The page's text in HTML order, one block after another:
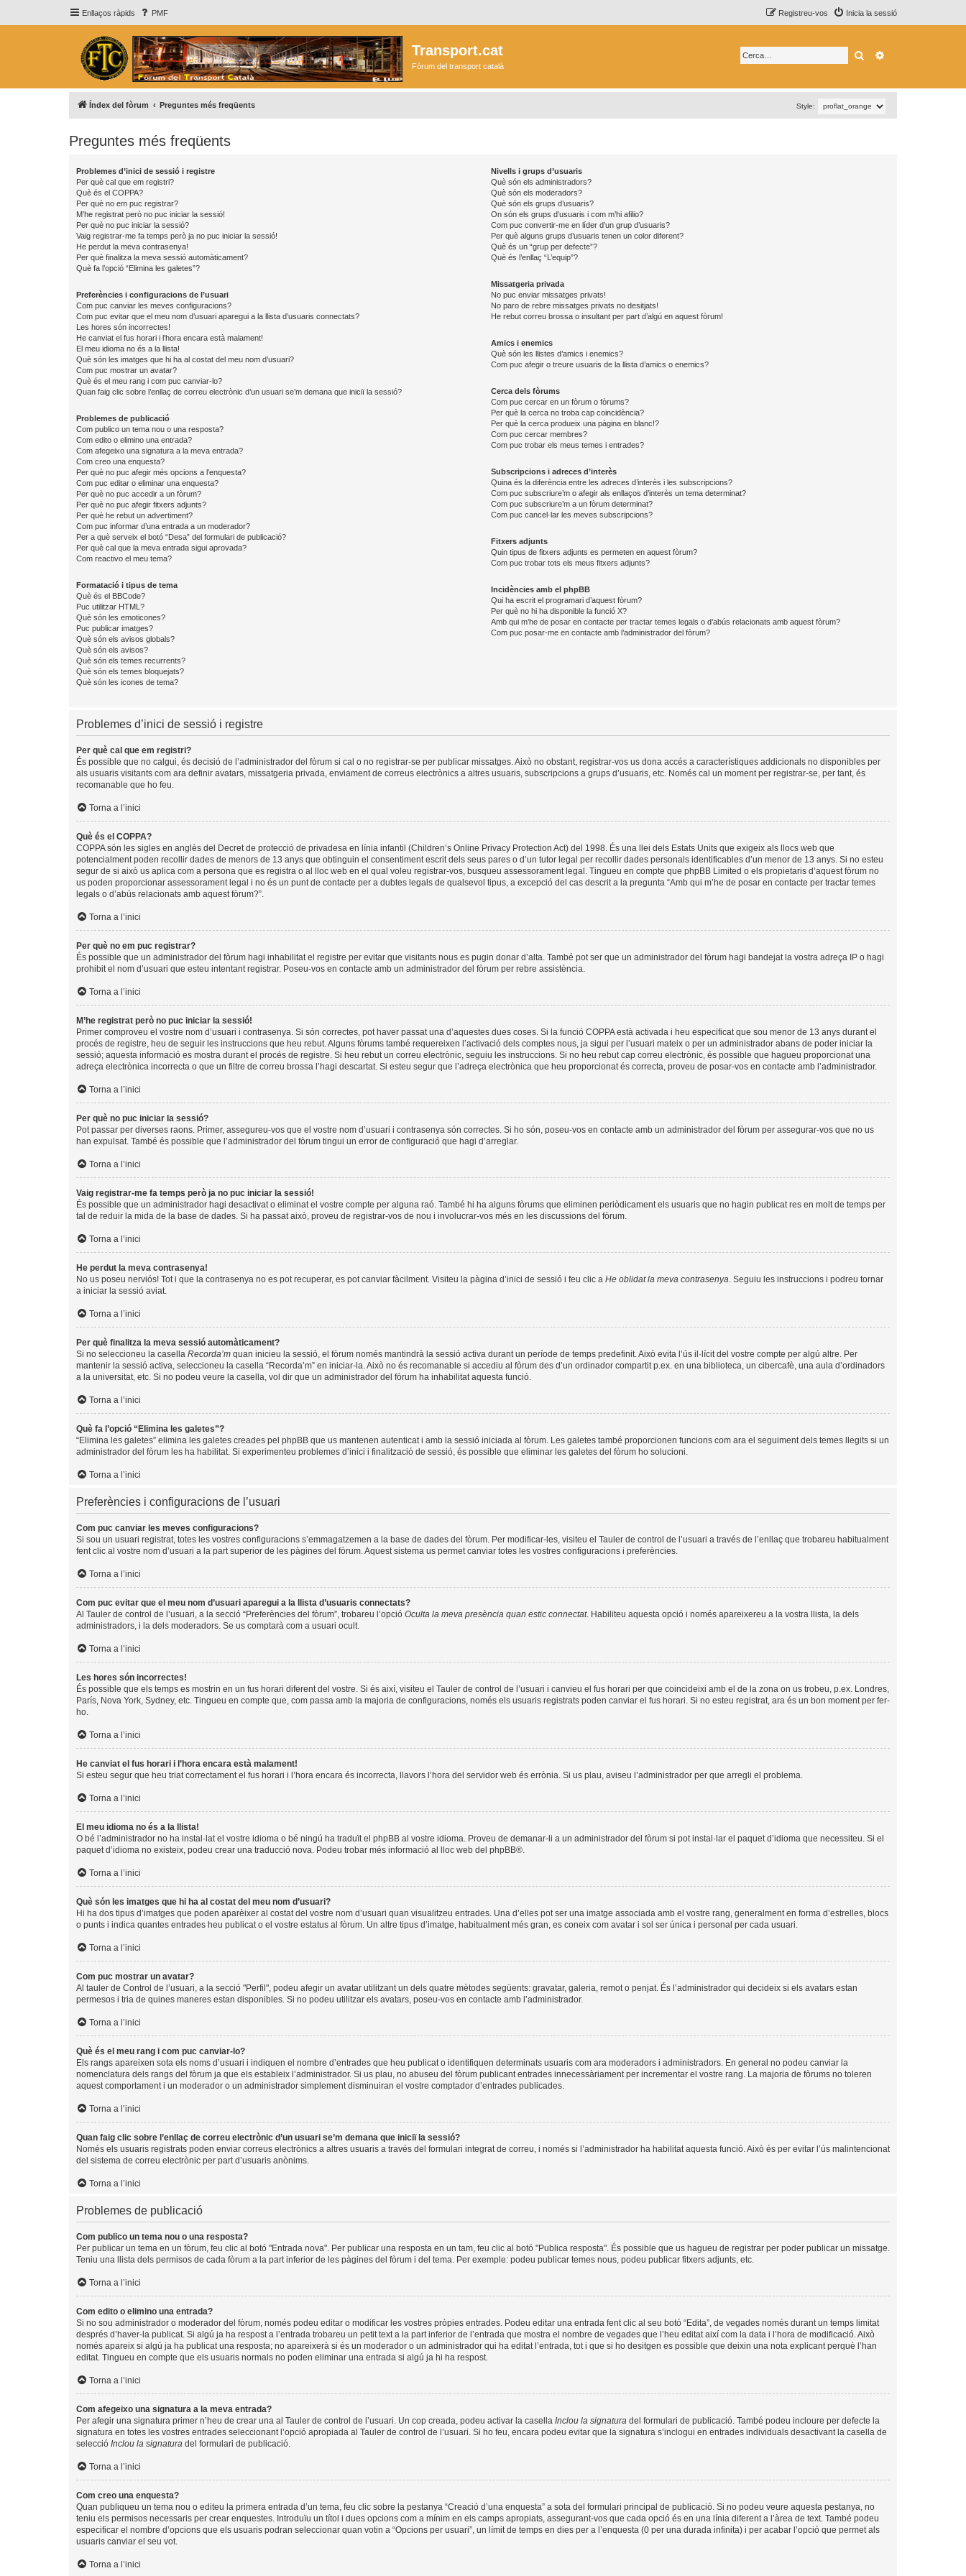
Enllaços ràpids PMF Inicia la sessió
Registreu-vos
Transport.cat
Fòrum del transport català
Cerca
Índex del fòrum Preguntes més freqüents Style:
Preguntes més freqüents
Problemes d’inici de sessió i registre
Per què cal que em registri?
Què és el COPPA?
Per què no em puc registrar?
M’he registrat però no puc iniciar la sessió!
Per què no puc iniciar la sessió?
Vaig registrar-me fa temps però ja no puc iniciar la sessió!
He perdut la meva contrasenya!
Per què finalitza la meva sessió automàticament?
Què fa l’opció “Elimina les galetes”?
Preferències i configuracions de l’usuari
Com puc canviar les meves configuracions?
Com puc evitar que el meu nom d’usuari aparegui a la llista d’usuaris connectats?
Les hores són incorrectes!
He canviat el fus horari i l’hora encara està malament!
El meu idioma no és a la llista!
Què són les imatges que hi ha al costat del meu nom d’usuari?
Com puc mostrar un avatar?
Què és el meu rang i com puc canviar-lo?
Quan faig clic sobre l’enllaç de correu electrònic d’un usuari se’m demana que iniciï la sessió?
Problemes de publicació
Com publico un tema nou o una resposta?
Com edito o elimino una entrada?
Com afegeixo una signatura a la meva entrada?
Com creo una enquesta?
Per què no puc afegir més opcions a l’enquesta?
Com puc editar o eliminar una enquesta?
Per què no puc accedir a un fòrum?
Per què no puc afegir fitxers adjunts?
Per què he rebut un advertiment?
Com puc informar d’una entrada a un moderador?
Per a què serveix el botó “Desa” del formulari de publicació?
Per què cal que la meva entrada sigui aprovada?
Com reactivo el meu tema?
Formatació i tipus de tema
Què és el BBCode?
Puc utilitzar HTML?
Què són les emoticones?
Puc publicar imatges?
Què són els avisos globals?
Què són els avisos?
Què són els temes recurrents?
Què són els temes bloquejats?
Què són les icones de tema?
Nivells i grups d’usuaris
Què són els administradors?
Què són els moderadors?
Què són els grups d’usuaris?
On són els grups d’usuaris i com m’hi afilio?
Com puc convertir-me en líder d’un grup d’usuaris?
Per què alguns grups d’usuaris tenen un color diferent?
Què és un “grup per defecte”?
Què és l’enllaç “L’equip”?
Missatgeria privada
No puc enviar missatges privats!
No paro de rebre missatges privats no desitjats!
He rebut correu brossa o insultant per part d’algú en aquest fòrum!
Amics i enemics
Què són les llistes d’amics i enemics?
Com puc afegir o treure usuaris de la llista d’amics o enemics?
Cerca dels fòrums
Com puc cercar en un fòrum o fòrums?
Per què la cerca no troba cap coincidència?
Per què la cerca produeix una pàgina en blanc!?
Com puc cercar membres?
Com puc trobar els meus temes i entrades?
Subscripcions i adreces d’interès
Quina és la diferència entre les adreces d’interès i les subscripcions?
Com puc subscriure’m o afegir als enllaços d’interès un tema determinat?
Com puc subscriure’m a un fòrum determinat?
Com puc cancel·lar les meves subscripcions?
Fitxers adjunts
Quin tipus de fitxers adjunts es permeten en aquest fòrum?
Com puc trobar tots els meus fitxers adjunts?
Incidències amb el phpBB
Qui ha escrit el programari d’aquest fòrum?
Per què no hi ha disponible la funció X?
Amb qui m’he de posar en contacte per tractar temes legals o d’abús relacionats amb aquest fòrum?
Com puc posar-me en contacte amb l’administrador del fòrum?
Problemes d’inici de sessió i registre
Per què cal que em registri?
És possible que no calgui, és decisió de l’administrador del fòrum si cal o no registrar-se per publicar missatges. Això no obstant, registrar-vos us dona accés a característiques addicionals no disponibles per
als usuaris visitants com ara definir avatars, missatgeria privada, enviament de correus electrònics a altres usuaris, subscripcions a grups d’usuaris, etc. Només cal un moment per registrar-se, per tant, és
recomanable que ho feu.
Torna a l’inici
Què és el COPPA?
COPPA són les sigles en anglès del Decret de protecció de privadesa en línia infantil (Children’s Online Privacy Protection Act) del 1998. És una llei dels Estats Units que exigeix als llocs web que
potencialment poden recollir dades de menors de 13 anys que obtinguin el consentiment escrit dels seus pares o d’un tutor legal per recollir dades personals identificables d’un menor de 13 anys. Si no esteu
segur de si això us aplica com a persona que es registra o al lloc web en el qual voleu registrar-vos, busqueu assessorament legal. Tingueu en compte que phpBB Limited o els propietaris d’aquest fòrum no
us poden proporcionar assessorament legal i no és un punt de contacte per a dubtes legals de qualsevol tipus, a excepció del cas descrit a la pregunta “Amb qui m’he de posar en contacte per tractar temes
legals o d’abús relacionats amb aquest fòrum?”.
Torna a l’inici
Per què no em puc registrar?
És possible que un administrador del fòrum hagi inhabilitat el registre per evitar que visitants nous es pugin donar d’alta. També pot ser que un administrador del fòrum hagi bandejat la vostra adreça IP o hagi
prohibit el nom d’usuari que esteu intentant registrar. Poseu-vos en contacte amb un administrador del fòrum per rebre assistència.
Torna a l’inici
M’he registrat però no puc iniciar la sessió!
Primer comproveu el vostre nom d’usuari i contrasenya. Si són correctes, pot haver passat una d’aquestes dues coses. Si la funció COPPA està activada i heu especificat que sou menor de 13 anys durant el
procés de registre, heu de seguir les instruccions que heu rebut. Alguns fòrums també requereixen l’activació dels comptes nous, ja sigui per l’usuari mateix o per un administrador abans de poder iniciar la
sessió; aquesta informació es mostra durant el procés de registre. Si heu rebut un correu electrònic, seguiu les instruccions. Si no heu rebut cap correu electrònic, és possible que hagueu proporcionat una
adreça electrònica incorrecta o que un filtre de correu brossa l’hagi descartat. Si esteu segur que l’adreça electrònica que heu proporcionat és correcta, proveu de posar-vos en contacte amb l’administrador.
Torna a l’inici
Per què no puc iniciar la sessió?
Pot passar per diverses raons. Primer, assegureu-vos que el vostre nom d’usuari i contrasenya són correctes. Si ho són, poseu-vos en contacte amb un administrador del fòrum per assegurar-vos que no us
han expulsat. També és possible que l’administrador del fòrum tingui un error de configuració que hagi d’arreglar.
Torna a l’inici
Vaig registrar-me fa temps però ja no puc iniciar la sessió!
És possible que un administrador hagi desactivat o eliminat el vostre compte per alguna raó. També hi ha alguns fòrums que eliminen periòdicament els usuaris que no hagin publicat res en molt de temps per
tal de reduir la mida de la base de dades. Si ha passat això, proveu de registrar-vos de nou i involucrar-vos més en les discussions del fòrum.
Torna a l’inici
He perdut la meva contrasenya!
No us poseu nerviós! Tot i que la contrasenya no es pot recuperar, es pot canviar fàcilment. Visiteu la pàgina d’inici de sessió i feu clic a He oblidat la meva contrasenya . Seguiu les instruccions i podreu tornar
a iniciar la sessió aviat.
Torna a l’inici
Per què finalitza la meva sessió automàticament?
Si no seleccioneu la casella Recorda’m quan inicieu la sessió, el fòrum només mantindrà la sessió activa durant un període de temps predefinit. Això evita l’ús il·lícit del vostre compte per algú altre. Per
mantenir la sessió activa, seleccioneu la casella “Recorda’m” en iniciar-la. Això no és recomanable si accediu al fòrum des d’un ordinador compartit p.ex. en una biblioteca, un cibercafè, una aula d’ordinadors
a la universitat, etc. Si no podeu veure la casella, vol dir que un administrador del fòrum ha inhabilitat aquesta funció.
Torna a l’inici
Què fa l’opció “Elimina les galetes”?
“Elimina les galetes” elimina les galetes creades pel phpBB que us mantenen autenticat i amb la sessió iniciada al fòrum. Les galetes també proporcionen funcions com ara el seguiment dels temes llegits si un
administrador del fòrum les ha habilitat. Si experimenteu problemes d’inici i finalització de sessió, és possible que eliminar les galetes del fòrum ho solucioni.
Torna a l’inici
Preferències i configuracions de l’usuari
Com puc canviar les meves configuracions?
Si sou un usuari registrat, totes les vostres configuracions s’emmagatzemen a la base de dades del fòrum. Per modificar-les, visiteu el Tauler de control de l’usuari a través de l’enllaç que trobareu habitualment
fent clic al vostre nom d’usuari a la part superior de les pàgines del fòrum. Aquest sistema us permet canviar totes les vostres configuracions i preferències.
Torna a l’inici
Com puc evitar que el meu nom d’usuari aparegui a la llista d’usuaris connectats?
Al Tauler de control de l’usuari, a la secció “Preferències del fòrum”, trobareu l’opció Oculta la meva presència quan estic connectat. Habiliteu aquesta opció i només apareixereu a la vostra llista, la dels
administradors, i la dels moderadors. Se us comptarà com a usuari ocult.
Torna a l’inici
Les hores són incorrectes!
És possible que els temps es mostrin en un fus horari diferent del vostre. Si és així, visiteu el Tauler de control de l’usuari i canvieu el fus horari per que coincideixi amb el de la zona on us trobeu, p.ex. Londres,
París, Nova York, Sydney, etc. Tingueu en compte que, com passa amb la majoria de configuracions, només els usuaris registrats poden canviar el fus horari. Si no esteu registrat, ara és un bon moment per fer-
ho.
Torna a l’inici
He canviat el fus horari i l’hora encara està malament!
Si esteu segur que heu triat correctament el fus horari i l’hora encara és incorrecta, llavors l’hora del servidor web és errònia. Si us plau, aviseu l’administrador per que arregli el problema.
Torna a l’inici
El meu idioma no és a la llista!
O bé l’administrador no ha instal·lat el vostre idioma o bé ningú ha traduït el phpBB al vostre idioma. Proveu de demanar-li a un administrador del fòrum si pot instal·lar el paquet d’idioma que necessiteu. Si el
paquet d’idioma no existeix, podeu crear una traducció nova. Podeu trobar més informació al lloc web del phpBB®.
Torna a l’inici
Què són les imatges que hi ha al costat del meu nom d’usuari?
Hi ha dos tipus d’imatges que poden aparèixer al costat del vostre nom d’usuari quan visualitzeu entrades. Una d’elles pot ser una imatge associada amb el vostre rang, generalment en forma d’estrelles, blocs
o punts i indica quantes entrades heu publicat o el vostre estatus al fòrum. Un altre tipus d’imatge, habitualment més gran, es coneix com avatar i sol ser única i personal per cada usuari.
Torna a l’inici
Com puc mostrar un avatar?
Al tauler de Control de l’usuari, a la secció "Perfil", podeu afegir un avatar utilitzant un dels quatre mètodes següents: gravatar, galeria, remot o penjat. És l’administrador qui decideix si els avatars estan
permesos i tria de quines maneres estan disponibles. Si no podeu utilitzar els avatars, poseu-vos en contacte amb l’administrador.
Torna a l’inici
Què és el meu rang i com puc canviar-lo?
Els rangs apareixen sota els noms d’usuari i indiquen el nombre d’entrades que heu publicat o identifiquen determinats usuaris com ara moderadors i administradors. En general no podeu canviar la
nomenclatura dels rangs del fòrum ja que els estableix l’administrador. Si us plau, no abuseu del fòrum publicant entrades innecessàriament per incrementar el vostre rang. La majoria de fòrums no toleren
aquest comportament i un moderador o un administrador simplement disminuiran el vostre comptador d’entrades publicades.
Torna a l’inici
Quan faig clic sobre l’enllaç de correu electrònic d’un usuari se’m demana que iniciï la sessió?
Només els usuaris registrats poden enviar correus electrònics a altres usuaris a través del formulari integrat de correu, i només si l’administrador ha habilitat aquesta funció. Això és per evitar l’ús malintencionat
del sistema de correu electrònic per part d’usuaris anònims.
Torna a l’inici
Problemes de publicació
Com publico un tema nou o una resposta?
Per publicar un tema en un fòrum, feu clic al botó "Entrada nova". Per publicar una resposta en un tam, feu clic al botó "Publica resposta". És possible que us hagueu de registrar per poder publicar un missatge.
Teniu una llista dels permisos de cada fòrum a la part inferior de les pàgines del fòrum i del tema. Per exemple: podeu publicar temes nous, podeu publicar fitxers adjunts, etc.
Torna a l’inici
Com edito o elimino una entrada?
Si no sou administrador o moderador del fòrum, només podeu editar o modificar les vostres pròpies entrades. Podeu editar una entrada fent clic al seu botó “Edita”, de vegades només durant un temps limitat
després d’haver-la publicat. Si algú ja ha respost a l’entrada trobareu un petit text a la part inferior de l’entrada que mostra el nombre de vegades que l’heu editat així com la data i l’hora de modificació. Això
només apareix si algú ja ha publicat una resposta; no apareixerà si és un moderador o un administrador qui ha editat l’entrada, tot i que si ho desitgen es possible que deixin una nota explicant perquè l’han
editat. Tingueu en compte que els usuaris normals no poden eliminar una entrada si algú ja hi ha respost.
Torna a l’inici
Com afegeixo una signatura a la meva entrada?
Per afegir una signatura primer n’heu de crear una al Tauler de control de l’usuari. Un cop creada, podeu activar la casella Inclou la signatura del formulari de publicació. També podeu incloure per defecte la
signatura en totes les vostres entrades seleccionant l’opció apropiada al Tauler de control de l’usuari. Si ho feu, encara podeu evitar que la signatura s’inclogui en entrades individuals desactivant la casella de
selecció Inclou la signatura del formulari de publicació.
Torna a l’inici
Com creo una enquesta?
Quan publiqueu un tema nou o editeu la primera entrada d’un tema, feu clic sobre la pestanya “Creació d’una enquesta” a sota del formulari principal de publicació. Si no podeu veure aquesta pestanya, no
teniu els permisos necessaris per crear enquestes. Introduïu un títol i dues opcions com a mínim en els camps apropiats, assegurant-vos que cada opció és en una línia diferent a l’àrea de text. També podeu
especificar el nombre d’opcions que els usuaris podran seleccionar quan votin a “Opcions per usuari”, un límit de temps en dies per a l’enquesta (0 per una durada infinita) i per acabar l’opció que permet als
usuaris canviar el seu vot.
Torna a l’inici